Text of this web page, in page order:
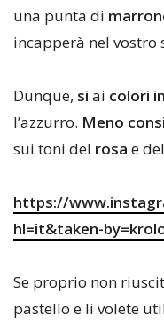
una punta di
incapperà nel vostro
Dunque, si ai colori
l’azzurro. Meno
sui toni del rosa e
https://
hl=it&taken-
Se proprio non
pastello e li volete